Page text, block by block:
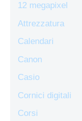
12 megapixel
Attrezzatura
Calendari
Canon
Casio
Cornici digitali
Corsi